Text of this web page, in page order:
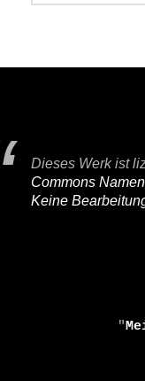
Dieses Werk ist
Commons
Keine
    "